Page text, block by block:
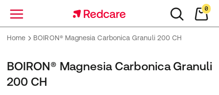
Menu
0
Home BOIRON® Magnesia Carbonica Granuli 200 CH
BOIRON® Magnesia Carbonica Granuli
200 CH